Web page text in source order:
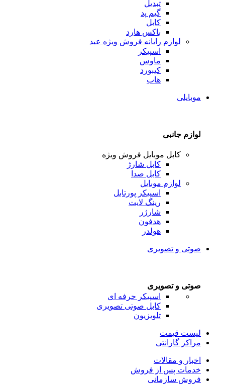
تبدیل
گیم پد
کابل
باکس هارد
لوازم رایانه فروش ویژه عید
اسپیکر
ماوس
کیبورد
هاب
موبایلی
لوازم جانبی
کابل موبایل فروش ویژه
کابل شارژ
کابل صدا
لوازم موبایل
اسپیکر پورتابل
رینگ لایت
شارژر
هدفون
هولدر
صوتی و تصویری
صوتی و تصویری
اسپیکر حرفه ای
کابل صوتی تصویری
تلویزیون
لیست قیمت
مراکز گارانتی
اخبار و مقالات
خدمات پس از فروش
فروش سازمانی